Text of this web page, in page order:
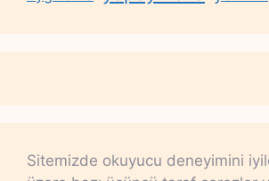
Sitemizde okuyucu deneyimini